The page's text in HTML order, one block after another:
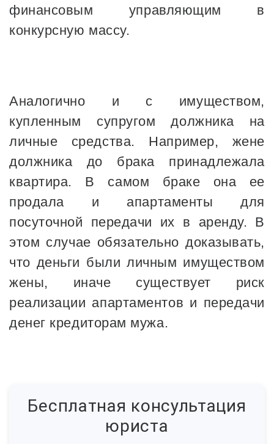
финансовым управляющим в
конкурсную массу.
Аналогично и с имуществом,
купленным супругом должника на
личные средства. Например, жене
должника до брака принадлежала
квартира. В самом браке она ее
продала и апартаменты для
посуточной передачи их в аренду. В
этом случае обязательно доказывать,
что деньги были личным имуществом
жены, иначе существует риск
реализации апартаментов и передачи
денег кредиторам мужа.
Бесплатная консультация
юриста